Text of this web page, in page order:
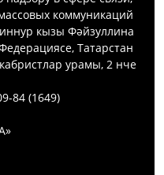
коммуникаций
кызы Фәйзуллина
Татарстан
урамы, 2 нче
84 (1649)